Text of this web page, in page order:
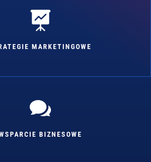

MARKETINGOWE

BIZNESOWE